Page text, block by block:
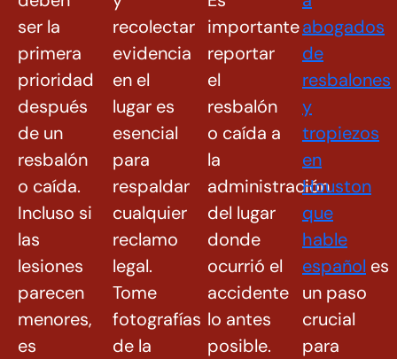
ser la
primera
prioridad
después
de un
resbalón
o caída.
Incluso si
las
lesiones
parecen
menores,
es
recolectar
evidencia
en el
lugar es
esencial
para
respaldar
cualquier
reclamo
legal.
Tome
fotografías
de la
importante
reportar
el
resbalón
o caída a
la
administración
del lugar
donde
ocurrió el
accidente
lo antes
posible.
abogados
de
resbalones
y
tropiezos
en
Houston
que
hable
español es
un paso
crucial
para